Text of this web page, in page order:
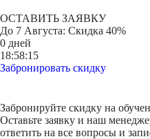
ОСТАВИТЬ ЗАЯВКУ
До 7 Августа: Скидка 40%
0 дней
18:58:15
Забронировать скидку
Забронируйте скидку на
Оставьте заявку и наш
ответить на все вопросы и